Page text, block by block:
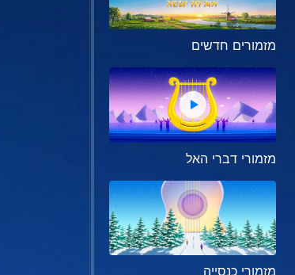
מזמורים חדשים
מזמורי דברי האל
מזמורי כנסייה